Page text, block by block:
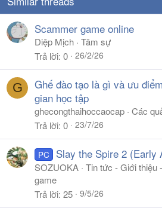
Scammer game online
Diệp Mịch Tâm sự
Trả lời 0 26/2/26
G
Ghế đào tạo là gì và ưu
gian học tập
ghecongthaihoccaocap Các
Trả lời 0 23/7/26
PC Slay the Spire 2 (Early
SOZUOKA Tin tức - Giới thiệu
game
Trả lời 25 9/5/26